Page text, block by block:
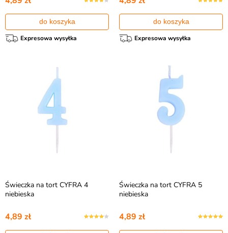
do koszyka
Expresowa wysyłka
do koszyka
Expresowa wysyłka
Świeczka na tort CYFRA 4
niebieska
4,89 zł
Świeczka na tort CYFRA 5
niebieska
4,89 zł